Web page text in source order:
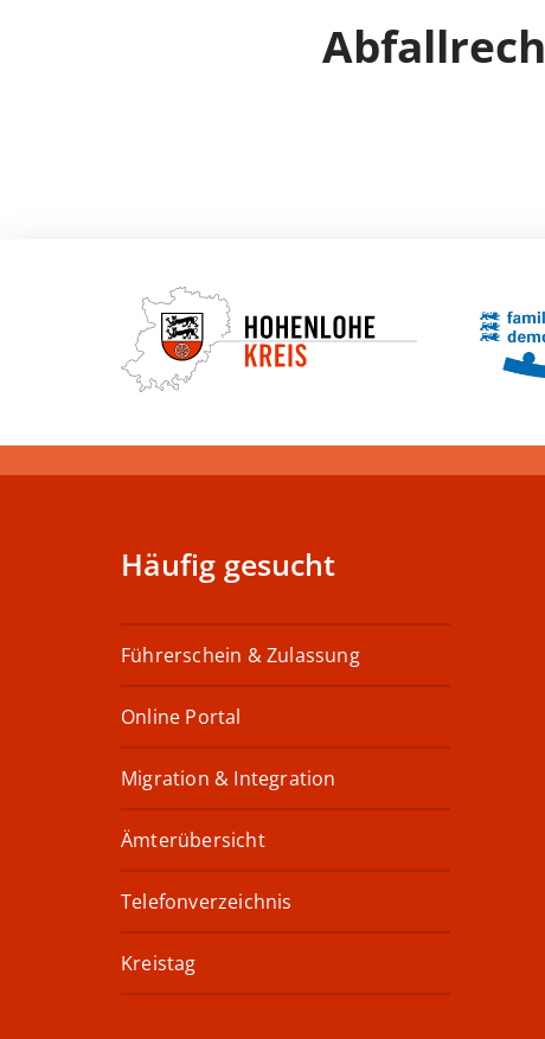
Häufig gesucht
Führerschein & Zulassung
Online Portal
Migration & Integration
Ämterübersicht
Telefonverzeichnis
Kreistag